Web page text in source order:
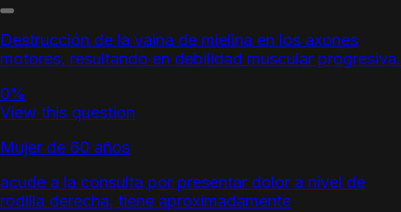
Destrucción de la vaina de mielina en los axones
motores, resultando en debilidad muscular progresiva.
0%
View this question
Mujer de 60 años
acude a la consulta por presentar dolor a nivel de
rodilla derecha, tiene aproximadamente